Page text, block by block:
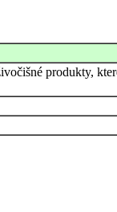
produkty,